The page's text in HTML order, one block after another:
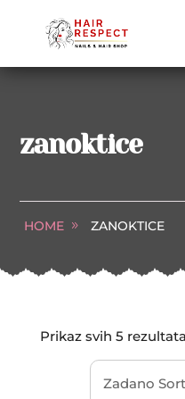
zanoktice
HOME ZANOKTICE
Prikaz svih 5 rezultata